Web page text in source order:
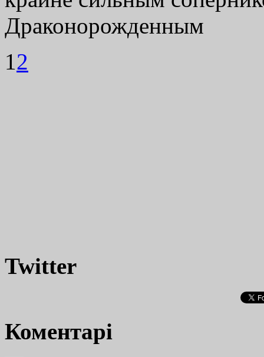
Драконорожденным
12
Twitter
Коментарі